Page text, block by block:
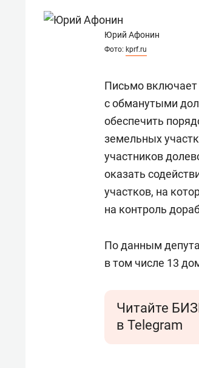
Юрий Афонин
Фото: kprf.ru
Письмо включает
с обманутыми
обеспечить
земельных
участников
оказать
участков, на
на контроль
По данным
в том числе 13
Читайте
в Telegram